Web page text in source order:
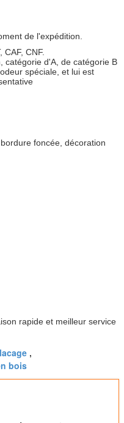
de l'expédition.
CNF.
catégorie d'A, de catégorie B
spéciale, et lui est
foncée, décoration
rapide et meilleur service
,
bois